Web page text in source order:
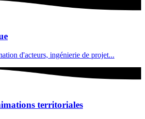
d'acteurs, ingénierie de projet...
territoriales